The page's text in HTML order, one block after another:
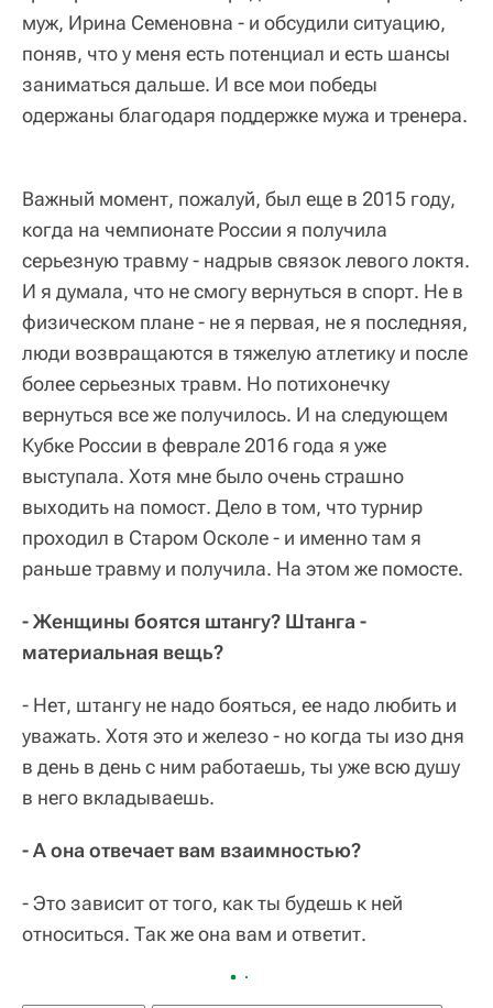
муж, Ирина Семеновна - и обсудили ситуацию,
поняв, что у меня есть потенциал и есть шансы
заниматься дальше. И все мои победы
одержаны благодаря поддержке мужа и тренера.
Важный момент, пожалуй, был еще в 2015 году,
когда на чемпионате России я получила
серьезную травму - надрыв связок левого локтя.
И я думала, что не смогу вернуться в спорт. Не в
физическом плане - не я первая, не я последняя,
люди возвращаются в тяжелую атлетику и после
более серьезных травм. Но потихонечку
вернуться все же получилось. И на следующем
Кубке России в феврале 2016 года я уже
выступала. Хотя мне было очень страшно
выходить на помост. Дело в том, что турнир
проходил в Старом Осколе - и именно там я
раньше травму и получила. На этом же помосте.
- Женщины боятся штангу? Штанга -
материальная вещь?
- Нет, штангу не надо бояться, ее надо любить и
уважать. Хотя это и железо - но когда ты изо дня
в день в день с ним работаешь, ты уже всю душу
в него вкладываешь.
- А она отвечает вам взаимностью?
- Это зависит от того, как ты будешь к ней
относиться. Так же она вам и ответит.